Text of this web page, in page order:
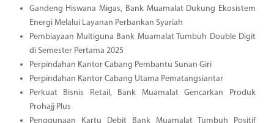
Gandeng Hiswana Migas, Bank Muamalat Dukung Ekosistem
Energi Melalui Layanan Perbankan Syariah
Pembiayaan Multiguna Bank Muamalat Tumbuh Double Digit
di Semester Pertama 2025
Perpindahan Kantor Cabang Pembantu Sunan Giri
Perpindahan Kantor Cabang Utama Pematangsiantar
Perkuat Bisnis Retail, Bank Muamalat Gencarkan Produk
Prohajj Plus
Penggunaan Kartu Debit Bank Muamalat Tumbuh Positif